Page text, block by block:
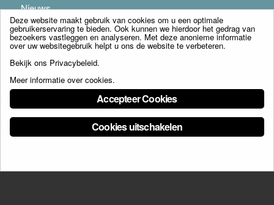
Nieuws
© Copyright - Franciscus Huis Weert B.V. - webdesign:
Deze website maakt gebruik van cookies om u een optimale
gebruikerservaring te bieden. Ook kunnen we hierdoor het gedrag van
bezoekers vastleggen en analyseren. Met deze anonieme informatie
over uw websitegebruik helpt u ons de website te verbeteren.
Bekijk ons Privacybeleid.
Meer informatie over cookies.
Accepteer Cookies
Cookies uitschakelen